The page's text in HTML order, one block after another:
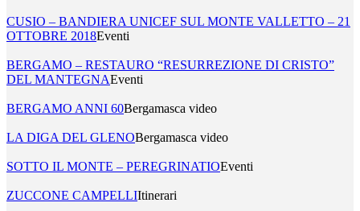
CUSIO – BANDIERA UNICEF SUL MONTE VALLETTO – 21
OTTOBRE 2018Eventi
BERGAMO – RESTAURO “RESURREZIONE DI CRISTO”
DEL MANTEGNAEventi
BERGAMO ANNI 60Bergamasca video
LA DIGA DEL GLENOBergamasca video
SOTTO IL MONTE – PEREGRINATIOEventi
ZUCCONE CAMPELLIItinerari